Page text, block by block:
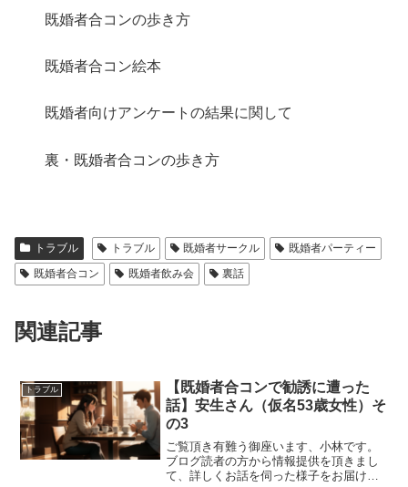
既婚者合コンの歩き方
既婚者合コン絵本
既婚者向けアンケートの結果に関して
裏・既婚者合コンの歩き方
トラブル トラブル 既婚者サークル
既婚者パーティー
既婚者合コン
既婚者飲み会 裏話
関連記事
トラブル
【既婚者合コンで勧誘に遭った
話】安生さん（仮名53歳女性）そ
の3
ご覧頂き有難う御座います、小林です。
ブログ読者の方から情報提供を頂きまし
て、詳しくお話を伺った様子をお届けし